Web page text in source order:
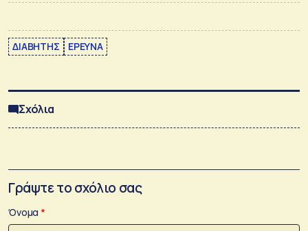
ΔΙΑΒΗΤΗΣ ΕΡΕΥΝΑ
Σχόλια
Γράψτε το σχόλιο σας
Όνομα